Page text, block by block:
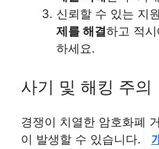
신뢰할 수 있는 지원
제를 해결하고 적
하세요.
사기 및 해킹 주의
경쟁이 치열한 암호화폐
이 발생할 수 있습니다.